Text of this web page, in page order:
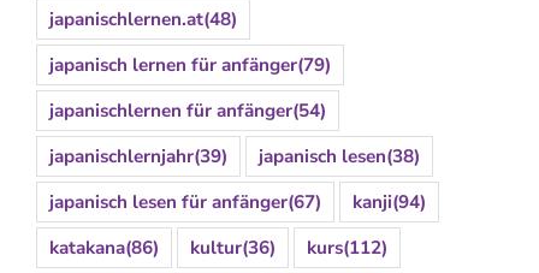
japanischlernen.at(48)
japanisch lernen für anfänger(79)
japanischlernen für anfänger(54)
japanischlernjahr(39) japanisch lesen(38)
japanisch lesen für anfänger(67) kanji(94)
katakana(86) kultur(36) kurs(112)